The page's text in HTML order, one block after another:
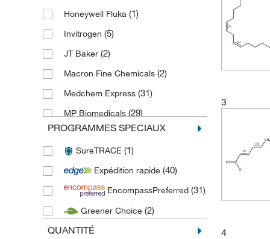
Honeywell Fluka (1)
Invitrogen (5)
JT Baker (2)
Macron Fine Chemicals (2)
Medchem Express (31)
MP Biomedicals (29)
PENTA CHEMICALS(1)
Thermo Scientific(4)
Thermo Scientific Acros(255)
Thermo Scientific Alfa Aesar(536)
Thermo Scientific Maybridge
Tocris (5)
PROGRAMMES SPECIAUX
SureTRACE (1)
Expédition rapide (40)
EncompassPreferred (31)
Greener Choice (2)
QUANTITÉ
3
4